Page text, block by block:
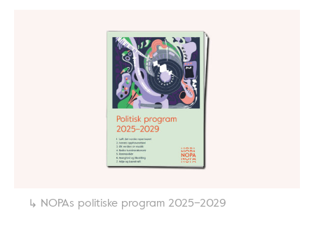
NOPAs politiske program 2025–2029